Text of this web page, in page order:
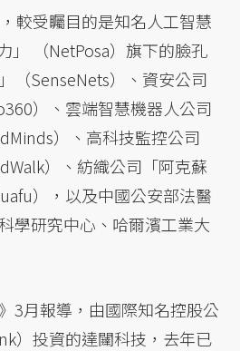
較受矚目的是知名人工智慧
」 （NetPosa）旗下的臉孔
（SenseNets）、資安公司
）、雲端智慧機器人公司
）、高科技監控公司
）、紡織公司「阿克蘇
），以及中國公安部法醫
學研究中心、哈爾濱工業大
3月報導，由國際知名控股公
）投資的達闥科技，去年已